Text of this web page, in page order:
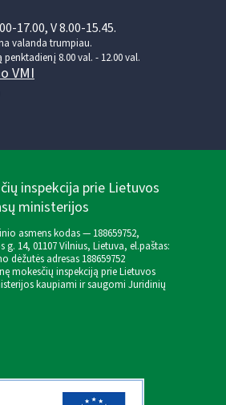
17.00, V 8.00-15.45.
valanda trumpiau.
8.00 val. - 12.00 val.
VMI
inspekcija prie Lietuvos
ministerijos
asmens kodas — 188659752,
g. 14, 01107 Vilnius, Lietuva, el.paštas:
dėžutės adresas 188659752
mokesčių inspekciją prie Lietuvos
kaupiami ir saugomi Juridinių